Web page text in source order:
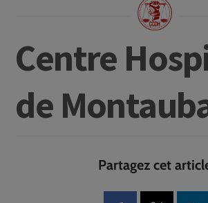
Centre
de
Partagez cet